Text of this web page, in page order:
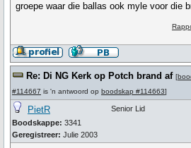
groepe waar die ballas ook myle voor die
Re: Di NG Kerk op Potch brand af [
#114667 is 'n antwoord op boodskap #114663]
PietR
Boodskappe: 3341
Geregistreer: Julie 2003
Senior Lid